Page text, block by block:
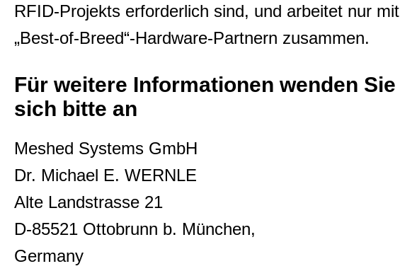
RFID-Projekts erforderlich sind, und arbeitet nur mit
„Best-of-Breed“-Hardware-Partnern zusammen.
Für weitere Informationen wenden Sie
sich bitte an
Meshed Systems GmbH
Dr. Michael E. WERNLE
Alte Landstrasse 21
D-85521 Ottobrunn b. München,
Germany